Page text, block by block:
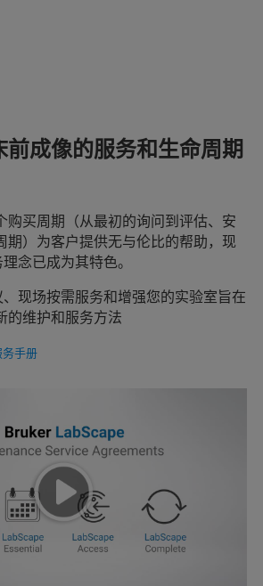
成像的服务和生命周期
购买周期（从最初的询问到评估、安
期）为客户提供无与伦比的帮助，现
念已成为其特色。
现场按需服务和增强您的实验室旨在
的维护和服务方法
务手册